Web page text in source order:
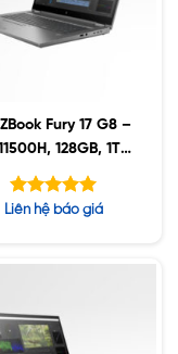
Fury 17 G8 –
128GB, 1TB
Nvidia A3000
17.3″ UHD, Win10
Được xếp
Liên hệ báo giá